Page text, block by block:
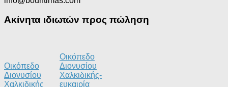
Ακίνητα ιδιωτών προς πώληση
Οικόπεδο
Διονυσίου
Χαλκιδικής
Οικόπεδο
Διονυσίου
Χαλκιδικής-
ευκαιρία